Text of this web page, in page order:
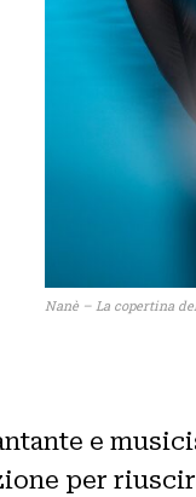
Nanè – La copertina
e
per